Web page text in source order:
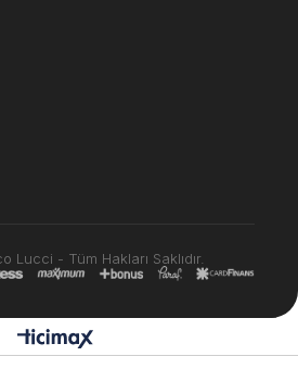
Lucci - Tüm Hakları Saklıdır.